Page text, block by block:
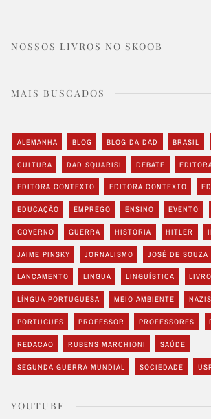
NOSSOS LIVROS NO SKOOB
MAIS BUSCADOS
ALEMANHA BLOG BLOG DA DAD BRASIL
CULTURA DAD SQUARISI DEBATE
EDITORA CONTEXTO EDITORA CONTEXTO
EDUCAÇÃO EMPREGO ENSINO EVENTO
GOVERNO GUERRA HISTÓRIA HITLER
JAIME PINSKY JORNALISMO JOSÉ DE SOUZA
LANÇAMENTO LINGUA LINGUÍSTICA LIVRO
LÍNGUA PORTUGUESA MEIO AMBIENTE
PORTUGUES PROFESSOR PROFESSORES
REDACAO RUBENS MARCHIONI SAÚDE
SEGUNDA GUERRA MUNDIAL SOCIEDADE
YOUTUBE